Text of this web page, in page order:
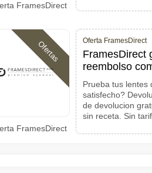
FramesDirect
Ofertas
FramesDirect
Oferta FramesDirect
FramesDirect
reembolso
Prueba tus lentes
satisfecho?
de devolucion
sin receta. Sin